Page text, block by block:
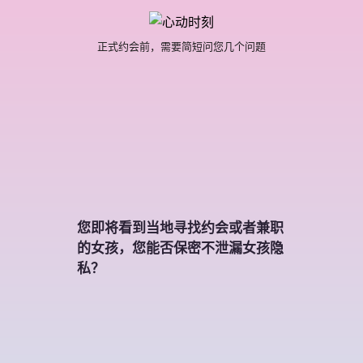
正式约会前，需要简短问您几个问题
您即将看到当地寻找约会或者兼职
的女孩，您能否保密不泄漏女孩隐
私？